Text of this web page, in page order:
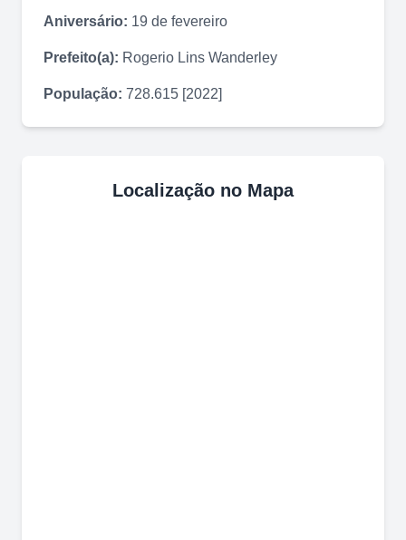
Aniversário: 19 de fevereiro
Prefeito(a): Rogerio Lins Wanderley
População: 728.615 [2022]
Localização no Mapa